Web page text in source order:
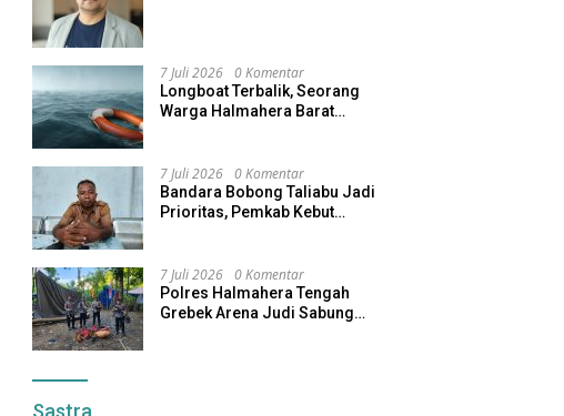
7 Juli 2026 0 Komentar
Longboat Terbalik, Seorang
Warga Halmahera Barat
7 Juli 2026 0 Komentar
Bandara Bobong Taliabu Jadi
Prioritas, Pemkab Kebut
7 Juli 2026 0 Komentar
Polres Halmahera Tengah
Grebek Arena Judi Sabung
Sastra